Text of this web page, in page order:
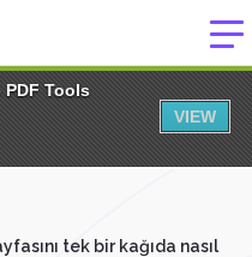
PDF Tools
VIEW
tek bir kağıda nasıl